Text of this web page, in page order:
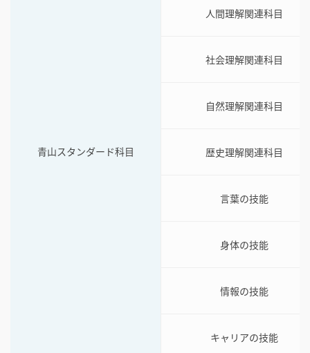
青山スタンダード科目
人間理解関連科目
社会理解関連科目
自然理解関連科目
歴史理解関連科目
言葉の技能
身体の技能
情報の技能
キャリアの技能